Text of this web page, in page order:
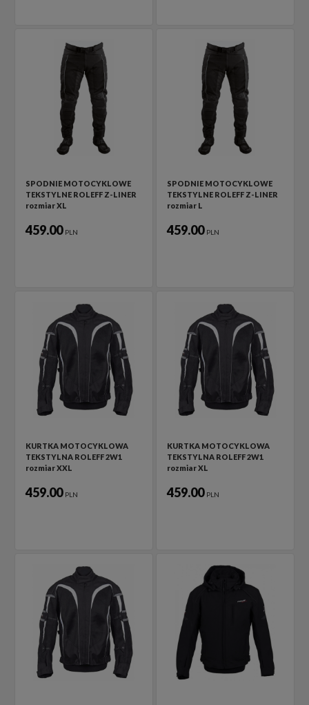
SPODNIE MOTOCYKLOWE
TEKSTYLNE ROLEFF Z-LINER
rozmiar XL
459.00 PLN
SPODNIE MOTOCYKLOWE
TEKSTYLNE ROLEFF Z-LINER
rozmiar L
459.00 PLN
KURTKA MOTOCYKLOWA
TEKSTYLNA ROLEFF 2W1
rozmiar XXL
459.00 PLN
KURTKA MOTOCYKLOWA
TEKSTYLNA ROLEFF 2W1
rozmiar XL
459.00 PLN